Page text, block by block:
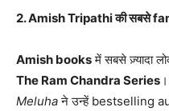
2. Amish Tripathi की सबसे
Amish booksमें सबसे ज़्यादा
The Ram Chandra Series
Meluhaने उन्हें bestselling